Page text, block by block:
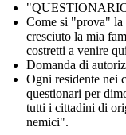
Come si "prova" la
cresciuto la mia
costretti a venire
Domanda di
Ogni residente nei
questionari per
tutti i cittadini di
nemici".